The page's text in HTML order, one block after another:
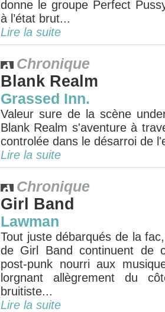
donne le groupe Perfect
à l’état brut...
Lire la suite
Chronique
Blank Realm
Grassed Inn.
Valeur sure de la scène
Blank Realm s'aventure à
controlée dans le désarroi de
Lire la suite
Chronique
Girl Band
Lawman
Tout juste débarqués de la
de Girl Band continuent de
post-punk nourri aux
lorgnant allègrement du
bruitiste...
Lire la suite